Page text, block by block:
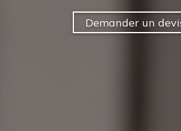
Demander un